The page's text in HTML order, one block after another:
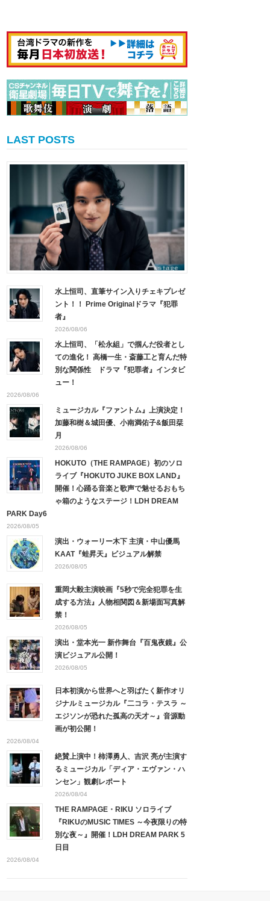
LAST POSTS
水上恒司、直筆サイン入りチェキプレゼ
ント！！ Prime Originalドラマ『犯罪
者』
2026/08/06
水上恒司、「松永組」で掴んだ役者とし
ての進化！ 高橋一生・斎藤工と育んだ特
別な関係性 ドラマ『犯罪者』インタビ
ュー！
2026/08/06
ミュージカル『ファントム』上演決定！
加藤和樹＆城田優、小南満佑子&飯田栞
月
2026/08/06
HOKUTO（THE RAMPAGE）初のソロ
ライブ『HOKUTO JUKE BOX LAND』
開催！心踊る音楽と歌声で魅せるおもち
ゃ箱のようなステージ！LDH DREAM
PARK Day6
2026/08/05
演出・ウォーリー木下 主演・中山優馬
KAAT『蛙昇天』ビジュアル解禁
2026/08/05
重岡大毅主演映画『5秒で完全犯罪を生
成する方法』人物相関図＆新場面写真解
禁！
2026/08/05
演出・堂本光一 新作舞台『百鬼夜鏡』公
演ビジュアル公開！
2026/08/05
日本初演から世界へと羽ばたく新作オリ
ジナルミュージカル『二コラ・テスラ ～
エジソンが恐れた孤高の天才～』音源動
画が初公開！
2026/08/04
絶賛上演中！柿澤勇人、吉沢 亮が主演す
るミュージカル「ディア・エヴァン・ハ
ンセン」観劇レポート
2026/08/04
THE RAMPAGE・RIKU ソロライブ
『RIKUのMUSIC TIMES ～今夜限りの特
別な夜～』開催！LDH DREAM PARK 5
日目
2026/08/04